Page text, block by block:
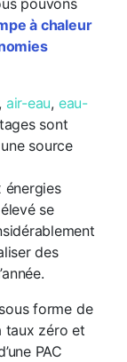
à chaleur
air-eau, eau-
sont
source
énergies
se
des
forme de
taux zéro et
PAC